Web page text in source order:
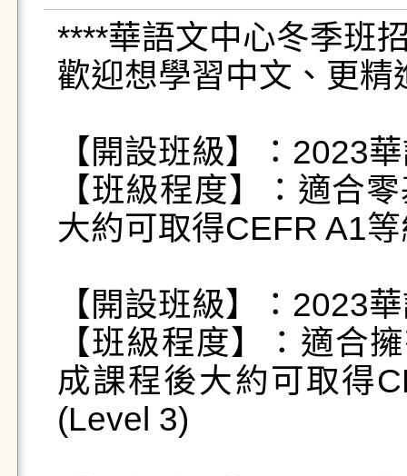
****華語文中心冬季班
歡迎想學習中文、更
【開設班級】：2023
【班級程度】：適合
大約可取得CEFR A1
【開設班級】：2023
【班級程度】：適合
成課程後大約可取得
(Level 3)